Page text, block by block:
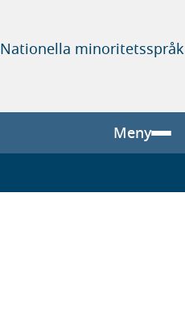
Nationella minoritetsspråk
Meny